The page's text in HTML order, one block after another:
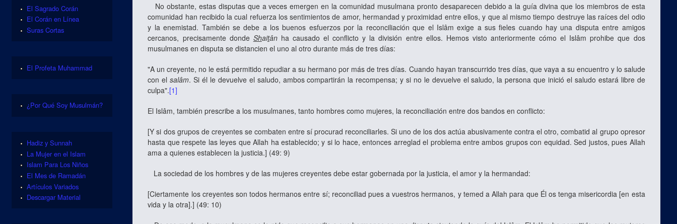
No obstante, estas disputas que a veces emergen en la comunidad musulmana pronto desaparecen debido a la guía divina que los miembros de esta
comunidad han recibido la cual refuerza los sentimientos de amor, hermandad y proximidad entre ellos, y que al mismo tiempo destruye las raíces del odio
y la enemistad. También se debe a los buenos esfuerzos por la reconciliación que el Islâm exige a sus fieles cuando hay una disputa entre amigos
cercanos, precisamente donde Shaitânha causado el conflicto y la división entre ellos. Hemos visto anteriormente cómo el Islâm prohibe que dos
musulmanes en disputa se distancien el uno al otro durante más de tres días:
"A un creyente, no le está permitido repudiar a su hermano por más de tres días. Cuando hayan transcurrido tres días, que vaya a su encuentro y lo salude
con elsalâm. Si él le devuelve el saludo, ambos compartirán la recompensa; y si no le devuelve el saludo, la persona que inició el saludo estará libre de
culpa".[1]
El Islâm, también prescribe a los musulmanes, tanto hombres como mujeres, la reconciliación entre dos bandos en conflicto:
[Y si dos grupos de creyentes se combaten entre sí procurad reconciliarles. Si uno de los dos actúa abusivamente contra el otro, combatid al grupo opresor
hasta que respete las leyes que Allah ha establecido; y si lo hace, entonces arreglad el problema entre ambos grupos con equidad. Sed justos, pues Allah
ama a quienes establecen la justicia.] (49: 9)
La sociedad de los hombres y de las mujeres creyentes debe estar gobernada por la justicia, el amor y la hermandad:
[Ciertamente los creyentes son todos hermanos entre sí; reconciliad pues a vuestros hermanos, y temed a Allah para que Él os tenga misericordia [en esta
vida y la otra].] (49: 10)
El Sagrado Corán
El Corán en Línea
Suras Cortas
El Profeta Muhammad
¿Por Qué Soy Musulmán?
Hadiz y Sunnah
La Mujer en el Islam
Islam Para Los Niños
El Mes de Ramadán
Artículos Variados
Descargar Material